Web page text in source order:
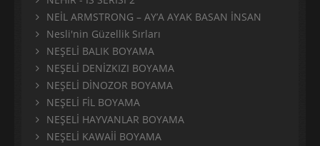
NEİL ARMSTRONG – AY’A AYAK BASAN İNSAN
Nesli'nin Güzellik Sırları
NEŞELİ BALIK BOYAMA
NEŞELİ DENİZKIZI BOYAMA
NEŞELİ DİNOZOR BOYAMA
NEŞELİ FİL BOYAMA
NEŞELİ HAYVANLAR BOYAMA
NEŞELİ KAWAİİ BOYAMA